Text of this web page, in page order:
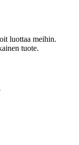
luottaa meihin.
tuote.